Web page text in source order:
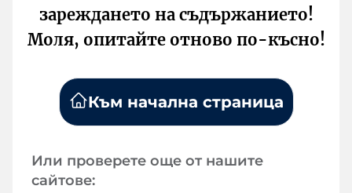
зареждането на съдържанието!
Моля, опитайте отново по-късно!
Към начална страница
Или проверете още от нашите
сайтове: